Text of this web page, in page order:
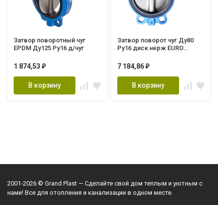
Затвор поворотный чуг
EPDM Ду125 Ру16 д/чуг
1 874,53 ₽
В корзину
Затвор поворот чуг Ду80
Ру16 диск нерж EURO
7 184,86 ₽
В корзину
2001-2026 © Grand Plast — Сделайте свой дом теплым и уютным с
нами! Все для отопления и канализации в одном месте.